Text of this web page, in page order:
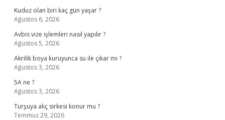
Kuduz olan biri kaç gün yaşar ?
Ağustos 6, 2026
Avbis vize işlemleri nasıl yapılır ?
Ağustos 5, 2026
Akrilik boya kuruyunca su ile çıkar mı ?
Ağustos 3, 2026
5A ne ?
Ağustos 3, 2026
Turşuya alıç sirkesi konur mu ?
Temmuz 29, 2026